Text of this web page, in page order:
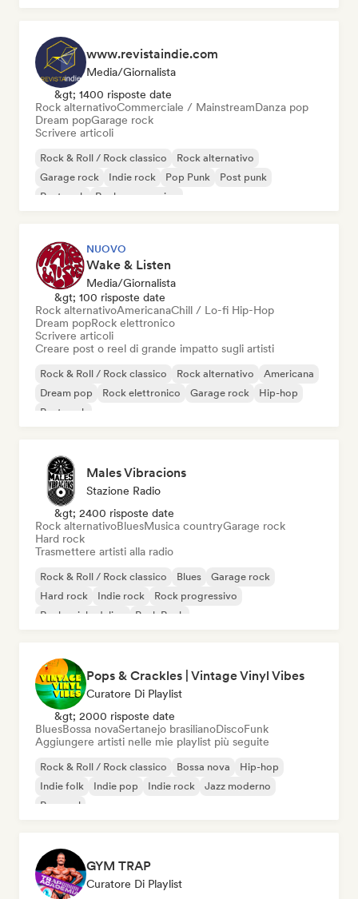
www.revistaindie.com
Media/Giornalista
&gt; 1400 risposte date
Rock alternativoCommerciale / MainstreamDanza pop
Dream popGarage rock
Scrivere articoli
Rock & Roll / Rock classico
Rock alternativo
Garage rock
Indie rock Pop Punk
Post punk
Post rock
Rock progressivo
NUOVO
Wake & Listen
Media/Giornalista
&gt; 100 risposte date
Rock alternativoAmericanaChill / Lo-fi Hip-Hop
Dream popRock elettronico
Scrivere articoli
Creare post o reel di grande impatto sugli artisti
Rock & Roll / Rock classico Rock alternativo
Americana
Dream pop
Rock elettronico Garage rock
Hip-hop
Post punk
Males Vibracions
Stazione Radio
&gt; 2400 risposte date
Rock alternativoBluesMusica countryGarage rock
Hard rock
Trasmettere artisti alla radio
Rock & Roll / Rock classico Blues
Garage rock
Hard rock
Indie rock
Rock progressivo
Rock psichedelico
Punk Rock
Pops & Crackles | Vintage Vinyl Vibes
Curatore Di Playlist
&gt; 2000 risposte date
BluesBossa novaSertanejo brasilianoDiscoFunk
Aggiungere artisti nelle mie playlist più seguite
Rock & Roll / Rock classico Bossa nova
Hip-hop
Indie folk
Indie pop Indie rock
Jazz moderno
Pop soul
GYM TRAP
Curatore Di Playlist